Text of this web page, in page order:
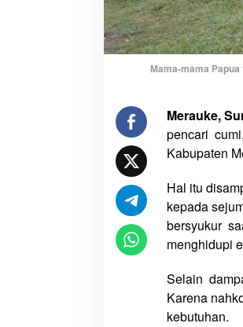
Mama-mama
Merauke,
pencari
Kabupaten
Hal itu
kepada
bersyukur
menghidupi
Selain
Karena
kebutuhan.